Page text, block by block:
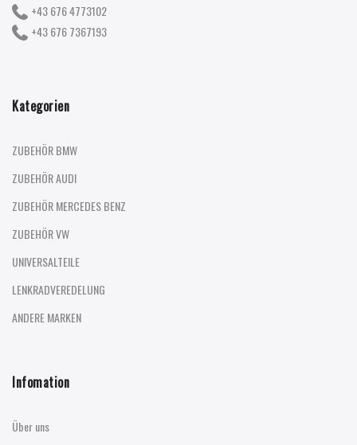
+43 676 4773102
+43 676 7367193
Kategorien
ZUBEHÖR BMW
ZUBEHÖR AUDI
ZUBEHÖR MERCEDES BENZ
ZUBEHÖR VW
UNIVERSALTEILE
LENKRADVEREDELUNG
ANDERE MARKEN
Infomation
Über uns